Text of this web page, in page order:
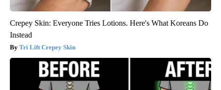
Crepey Skin: Everyone Tries Lotions. Here's What Koreans Do
Instead
Tri Lift Crepey Skin